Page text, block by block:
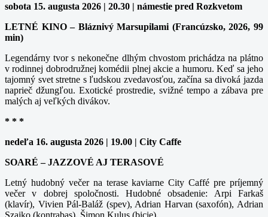
sobota 15. augusta 2026 | 20.30 | námestie pred Rozkvetom
LETNÉ KINO – Bláznivý Marsupilami (Francúzsko, 2026, 99
min)
Legendárny tvor s nekonečne dlhým chvostom prichádza na plátno
v rodinnej dobrodružnej komédii plnej akcie a humoru. Keď sa jeho
tajomný svet stretne s ľudskou zvedavosťou, začína sa divoká jazda
naprieč džungľou. Exotické prostredie, svižné tempo a zábava pre
malých aj veľkých divákov.
* * *
nedeľa 16. augusta 2026 | 19.00 | City Caffe
SOARÉ – JAZZOVÉ AJ TERASOVÉ
Letný hudobný večer na terase kaviarne City Caffé pre príjemný
večer v dobrej spoločnosti. Hudobné obsadenie: Arpi Farkaš
(klavír), Vivien Pál-Baláž (spev), Adrian Harvan (saxofón), Adrian
Szajko (kontrabas), Šimon Kulus (bicie).